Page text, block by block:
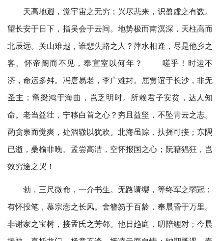
云潭影日悠悠，物换星移几度秋。阁中帝子今何在？槛外长江空自
天高地迥，觉宇宙之无穷；兴尽悲来，识盈虚之有数。
望长安于日下，指吴会于云间。地势极而南溟深，天柱高而
北辰远。关山难越，谁悲失路之人？萍水相逢，尽是他乡之
客。怀帝阍而不见，奉宣室以何年？ 嗟乎！时运不
济，命运多舛。冯唐易老，李广难封。屈贾谊于长沙，非无
圣主；窜梁鸿于海曲，岂乏明时。所赖君子安贫，达人知
命。老当益壮，宁移白首之心？穷且益坚，不坠青云之志。
酌贪泉而觉爽，处涸辙以犹欢。北海虽赊，扶摇可接；东隅
已逝，桑榆非晚。孟尝高洁，空怀报国之心；阮藉猖狂，岂
效穷途之哭！
勃，三尺微命，一介书生。无路请缨，等终军之弱冠；
有怀投笔，慕宗悫之长风。舍簪笏于百龄，奉晨昏于万里。
非谢家之宝树，接孟氏之芳邻。他日趋庭，叨陪鲤对；今晨